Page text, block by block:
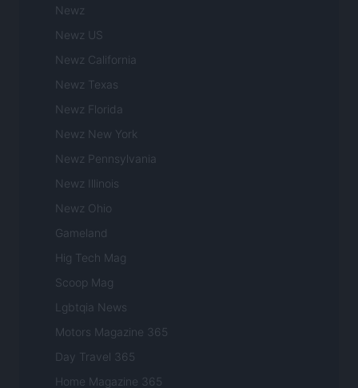
Newz
Newz US
Newz California
Newz Texas
Newz Florida
Newz New York
Newz Pennsylvania
Newz Illinois
Newz Ohio
Gameland
Hig Tech Mag
Scoop Mag
Lgbtqia News
Motors Magazine 365
Day Travel 365
Home Magazine 365